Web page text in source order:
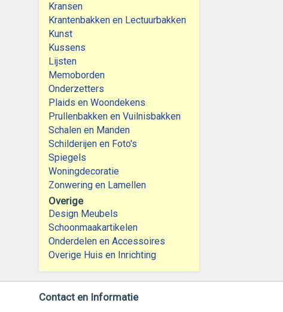
Kransen
Krantenbakken en Lectuurbakken
Kunst
Kussens
Lijsten
Memoborden
Onderzetters
Plaids en Woondekens
Prullenbakken en Vuilnisbakken
Schalen en Manden
Schilderijen en Foto's
Spiegels
Woningdecoratie
Zonwering en Lamellen
Overige
Design Meubels
Schoonmaakartikelen
Onderdelen en Accessoires
Overige Huis en Inrichting
Contact en Informatie